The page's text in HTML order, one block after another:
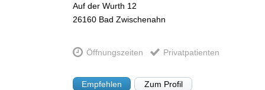
Auf der Wurth 12
26160 Bad Zwischenahn
Öffnungszeiten Privatpatienten
Empfehlen Zum Profil